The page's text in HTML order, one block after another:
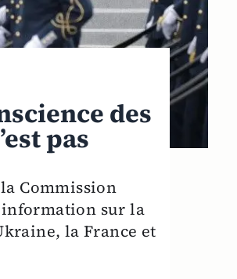
des
pas
Commission
sur la
la France et